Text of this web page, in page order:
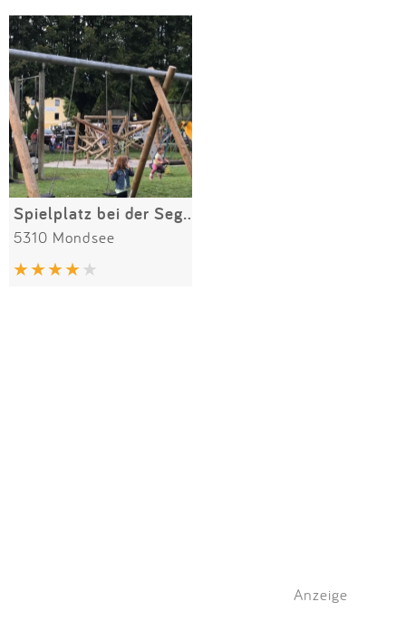
Anmelden
SPIELGERÄTE
Spielplatz bei der Segelschule
5310 Mondsee
Anzeige